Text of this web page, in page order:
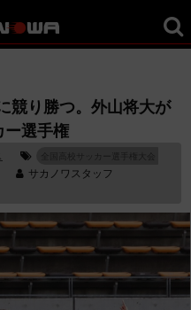
競り勝つ。外山将大が
ー選手権
サカノワスタッフ